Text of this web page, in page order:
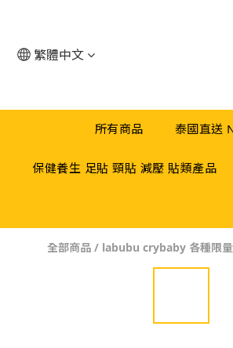
繁體中文
所有商品 泰國直送
保健養生 足貼 頸貼 減壓 貼類產品
全部商品 / labubu crybaby 各種限